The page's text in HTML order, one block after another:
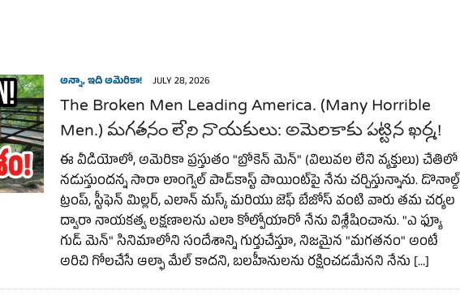
అన్నా, ఇది అమెరికా! JULY 28, 2026
The Broken Men Leading America. (Many Horrible
Men.) మగతనం లేని నాయకులు: అమెరికాకు పట్టిన ఖర్మ!
ఈ వీడియోలో, అమెరికా ప్రస్తుతం "బ్రోకెన్ మెన్" (విలువల లేని వ్యక్తులు) చేతిలో
నడుస్తుందన్న సారా లాంగ్వెల్ పాడ్‌కాస్ట్ పాయింట్‌పై నేను చర్చిస్తున్నాను. డొనాల్డ్
ట్రంప్, స్టీఫెన్ మిల్లర్, ఎలాన్ మస్క్ మరియు జెఫ్ బేజోస్ వంటి వారు తమ చర్యల
ద్వారా నాయకత్వ లక్షణాలను ఎలా కోల్పోయారో నేను విశ్లేషించాను. "ఎ ఫ్యూ
గుడ్ మెన్" సినిమాలోని సందేశాన్ని గుర్తుచేస్తూ, నిజమైన "మగతనం" అంటే
అరిచి గోలచేసే ఆల్ఫా మేల్ కాదని, బలహీనులను రక్షించడమేనని నేను […]